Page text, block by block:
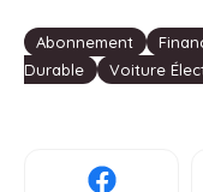
Étiquettes
Abonnement
Durable
Voiture